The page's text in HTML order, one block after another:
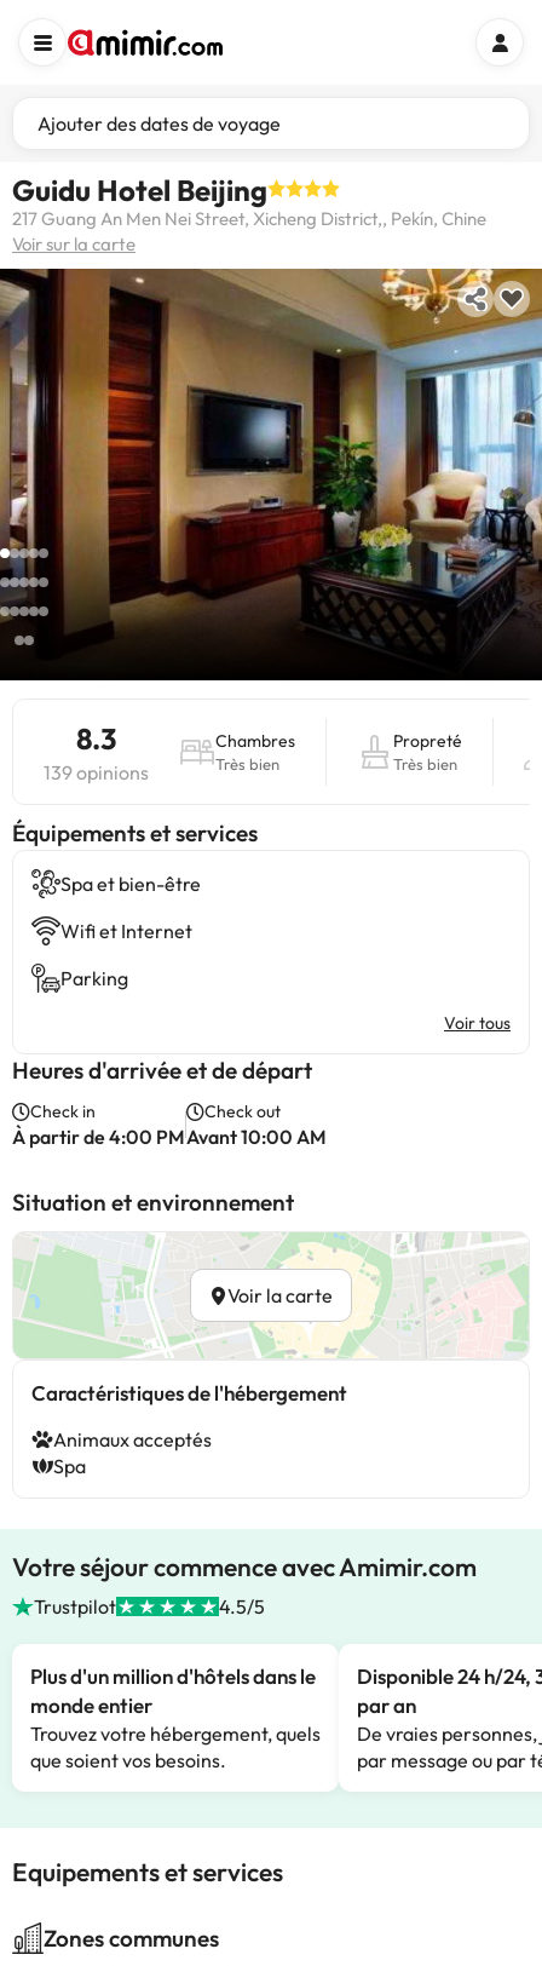
Ajouter des dates de voyage
Guidu Hotel Beijing
217 Guang An Men Nei Street, Xicheng District,, Pekín, Chine
Voir sur la carte
8.3
139 opinions
Chambres
Très bien
Propreté
Très bien
​Équipements et services
Spa et bien-être
Wifi et Internet
Parking
Voir tous
Heures d'arrivée et de départ
Check in
À partir de 4:00 PM
Check out
Avant 10:00 AM
Situation et environnement
Voir la carte
Caractéristiques de l'hébergement
Animaux acceptés
Spa
Votre séjour commence avec Amimir.com
Trustpilot 4.5/5
Plus d'un million d'hôtels dans le
monde entier
Trouvez votre hébergement, quels
que soient vos besoins.
Disponible 24 h/24,
par an
De vraies
par message ou par
Equipements et services
Zones communes